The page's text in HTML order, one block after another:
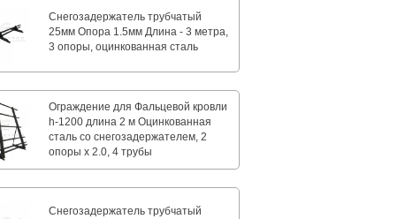
Снегозадержатель трубчатый
25мм Опора 1.5мм Длина - 3 метра,
3 опоры, оцинкованная сталь
Ограждение для Фальцевой кровли
h-1200 длина 2 м Оцинкованная
сталь со снегозадержателем, 2
опоры х 2.0, 4 трубы
Снегозадержатель трубчатый